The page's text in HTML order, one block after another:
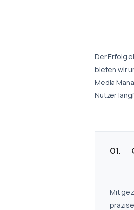
Der Erfolg
bieten wir
Media
Nutzer
Mit